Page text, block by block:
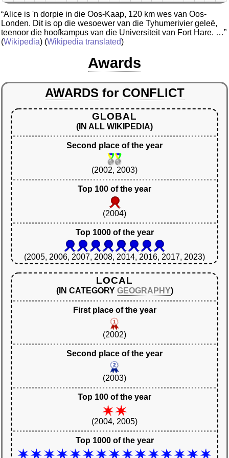
“Alice is 'n dorpie in die Oos-Kaap, 120 km wes van Oos-
Londen. Dit is op die wesoewer van die Tyhumerivier geleë,
teenoor die hoofkampus van die Universiteit van Fort Hare. …”
(Wikipedia) (Wikipedia translated)
Awards
AWARDS for CONFLICT
GLOBAL
(IN ALL WIKIPEDIA)
Second place of the year
(2002, 2003)
Top 100 of the year
(2004)
Top 1000 of the year
(2005, 2006, 2007, 2008, 2014, 2016, 2017, 2023)
LOCAL
(IN CATEGORY GEOGRAPHY)
First place of the year
(2002)
Second place of the year
(2003)
Top 100 of the year
(2004, 2005)
Top 1000 of the year